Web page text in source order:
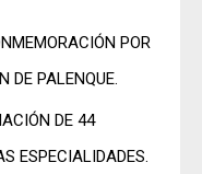
POR
DE PALENQUE.
DE 44
ESPECIALIDADES.